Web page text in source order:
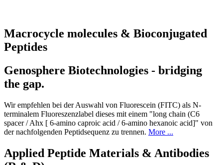
Macrocycle molecules & Bioconjugated
Peptides
Genosphere Biotechnologies - bridging
the gap.
Wir empfehlen bei der Auswahl von Fluorescein (FITC) als N-
terminalem Fluoreszenzlabel dieses mit einem "long chain (C6
spacer / Ahx [ 6-amino caproic acid / 6-amino hexanoic acid]" von
der nachfolgenden Peptidsequenz zu trennen. More ...
Applied Peptide Materials & Antibodies